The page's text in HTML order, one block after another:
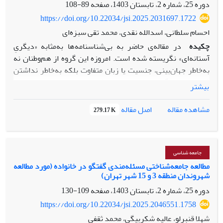
استعاره­ها و مفاهیم مارکسیستی کاهش و درمقابل مفاهیم وبری
رونق بیشتری یافت.
دوره 25، شماره 2، تابستان 1403، صفحه
89-108
https://doi.org/10.22034/jsi.2025.2031697.1722
احسام سلطانی، اسدالله نقدی، محمد تقی سبزه‌ای
چکیده در مقاله‌ی حاضر به بی‌شناسنامه‌ها به‌مثابه «دیگریِ
آستانه‌ای» نگریسته شده است. امروزه این گروه از هم‌وطنان نه
به‌خاطر جهان‌بینی، جنسیت یا زبان متفاوت بلکه به‌خاطر نداشتن
شناسنامه به گروهی منزوی و طردشده در میان میلیون‌ها انسان‌
بدل شده‌اند. با وجود این، تاکنون توجه چندانی به این گروه نشده
است و تقریباً سکوتی همه‌جا حاضر در میان پژوهشگران علوم
اجتماعی درباره‌ی گروه مورد اشاره وجود دارد. بنابراین، طرح این
پرسش ضروری است: چرا جامعه‌شناسان ایرانی کمتر به مسائل
این زندگی (زندگی دیگری/ فرد بی‌شناسنامه) توجه نشان
داده‌اند و اغلب درباره‌ی شیوه زندگی بی‌شناسنامه‌ها سکوت
کرده‌اند؟ در مقاله‌ی حاضر به قصد پاسخ به این پرسش به
مطالعه‌ی نسبت میان جامعه‌شناسی و دیگری (آستانه‌ای)
پرداخته‌ایم. به نظر می‌رسد که ریشه‌ی این سکوت در برخی
گرایش‌های موجود در جامعه‌شناسی مسلط قابل پیگیری است. در
واقع به قصد پاسخ به پرسش فوق به مطالعه‌ی برخی از مباحث
بیشتر
مشاهده مقاله
اصل مقاله 279.17 K
جامعه شناسی
مطالعه جامعه‌شناختی مسئله‌مندی گفتگو در خانواده (مورد مطالعه
شهروندان منطقه 3 و 15 شهر تهران)
دوره 25، شماره 2، تابستان 1403، صفحه
109-130
https://doi.org/10.22034/jsi.2025.2046551.1758
شهلا قنبرلو، عالیه شکربیگی، محمد ثقفی